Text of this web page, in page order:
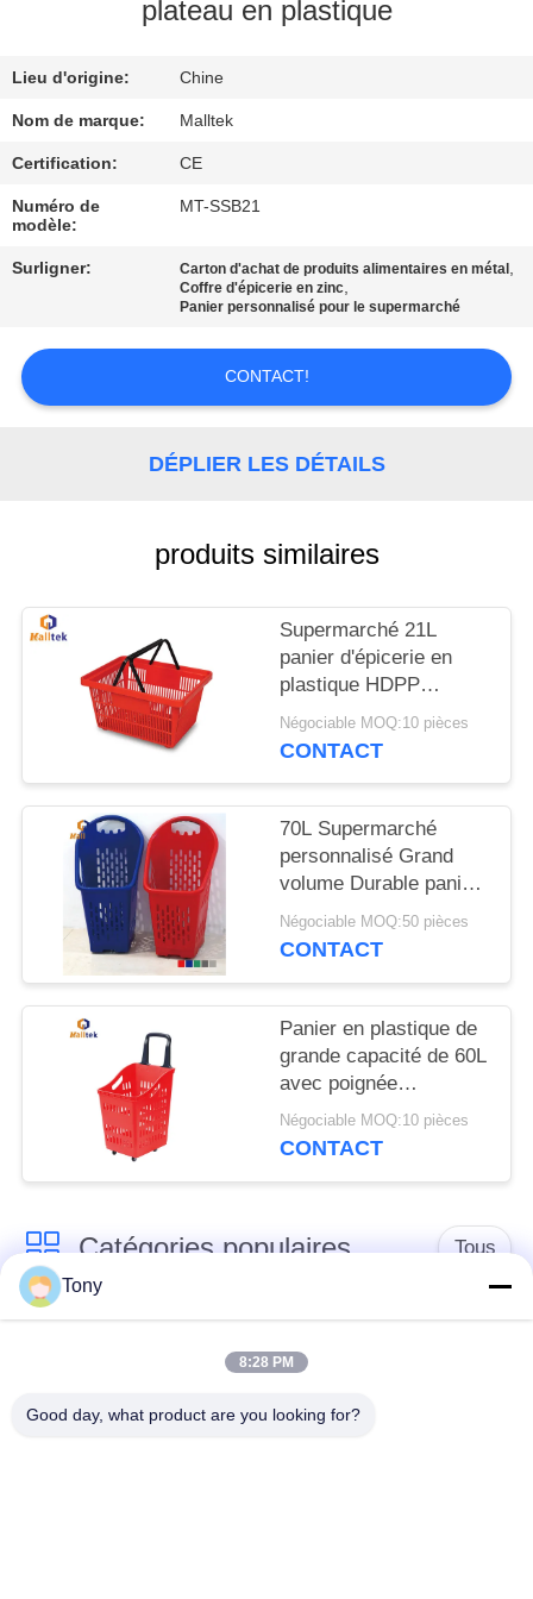
CONTRÔLE
DE
QUALITÉ
CONTACTEZ-
NOUVELLES
DEMANDEZ
CITATION
PLAN
POLICY
plateau en plastique
Lieu d'origine: Chine
Nom de marque: Malltek
Certification: CE
Numéro de
modèle:
MT-SSB21
Surligner: Carton d'achat de produits alimentaires en métal ,
Coffre d'épicerie en zinc,
Panier personnalisé pour le supermarché
CONTACT!
DÉPLIER LES DÉTAILS
produits similaires
Supermarché 21L
panier d'épicerie en
plastique HDPP
conique
Négociable MOQ:10 pièces
CONTACT
70L Supermarché
personnalisé Grand
volume Durable panier
d'achat Pour le
supermarché
Négociable MOQ:50 pièces
CONTACT
Panier en plastique de
grande capacité de 60L
avec poignée
ergonomique
Négociable MOQ:10 pièces
CONTACT
Catégories populaires Tous
chariot de achat à
panier d'achat du
supermarché
Cages de stockage
Tony
8:28 PM
Good day, what product are you looking for?